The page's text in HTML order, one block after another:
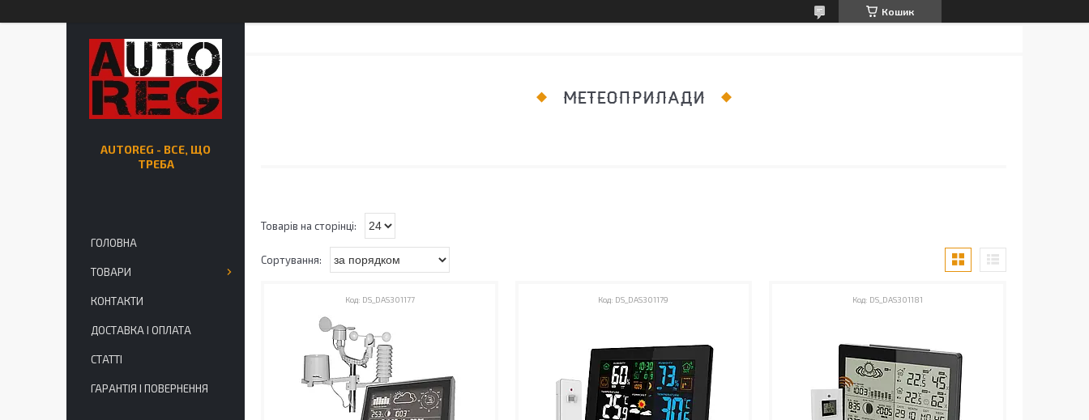
Кошик
МЕТЕОПРИЛАДИ
DS_DAS301177 DS_DAS301179 DS_DAS301181
AUTOREG - ВСЕ, ЩО
ТРЕБА
ГОЛОВНА
ТОВАРИ
КОНТАКТИ
ДОСТАВКА І ОПЛАТА
СТАТТІ
ГАРАНТІЯ І ПОВЕРНЕННЯ